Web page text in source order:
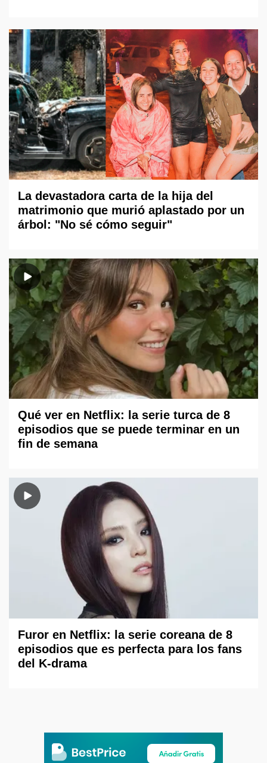
La devastadora carta de la hija del
matrimonio que murió aplastado por un
árbol: "No sé cómo seguir"
Qué ver en Netflix: la serie turca de 8
episodios que se puede terminar en un
fin de semana
Furor en Netflix: la serie coreana de 8
episodios que es perfecta para los fans
del K-drama